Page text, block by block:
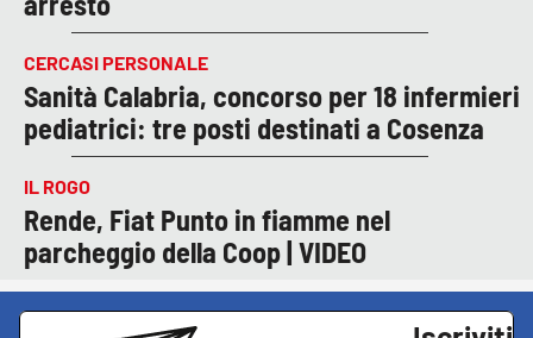
CERCASI PERSONALE
Sanità Calabria, concorso per 18 infermieri
pediatrici: tre posti destinati a Cosenza
IL ROGO
Rende, Fiat Punto in fiamme nel
parcheggio della Coop | VIDEO